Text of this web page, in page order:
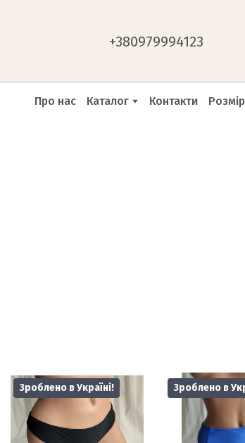
+380979994123
Про нас Каталог Контакти
Зроблено в Україні! Зроблено в